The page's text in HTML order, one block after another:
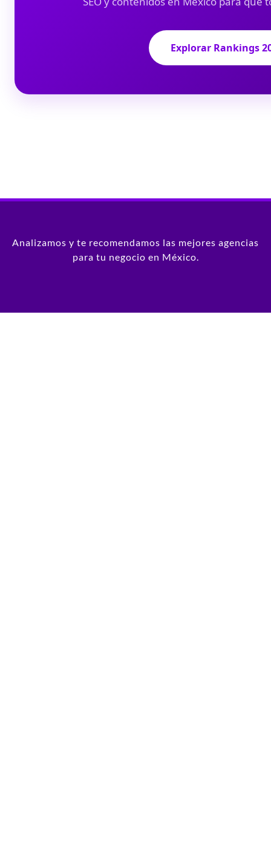
Explorar Rankings
Analizamos y te recomendamos las mejores agencias
para tu negocio en México.